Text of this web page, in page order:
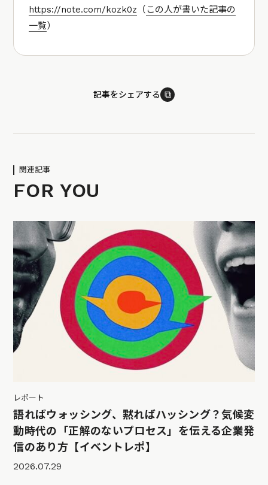
https://note.com/kozk0z （この人が書いた記事の
一覧）
記事をシェアする ⧉
関連記事
FOR YOU
レポート
語ればウォッシング、黙ればハッシング？気候変
動時代の「正解のないプロセス」を伝える企業発
信のあり方【イベントレポ】
2026.07.29